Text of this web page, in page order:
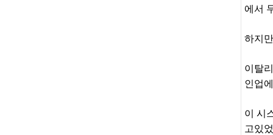
에서
하지
이탈
인업
이 시
고있